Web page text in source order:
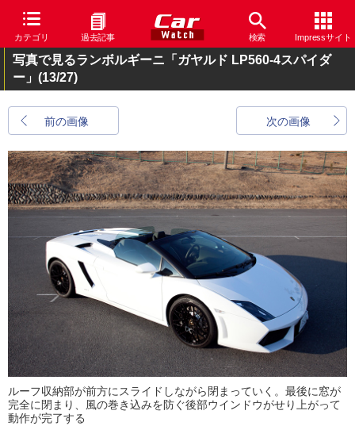
カテゴリ 過去記事 検索 Impressサイト
写真で見るランボルギーニ「ガヤルド LP560-4スパイダ
ー」 (13/27)
前の画像 次の画像
ルーフ収納部が前方にスライドしながら閉まっていく。最後に窓が
完全に閉まり、風の巻き込みを防ぐ後部ウインドウがせり上がって
動作が完了する